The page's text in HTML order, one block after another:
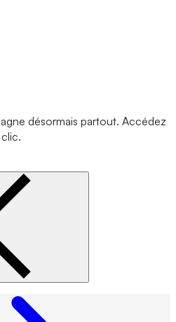
désormais partout. Accédez